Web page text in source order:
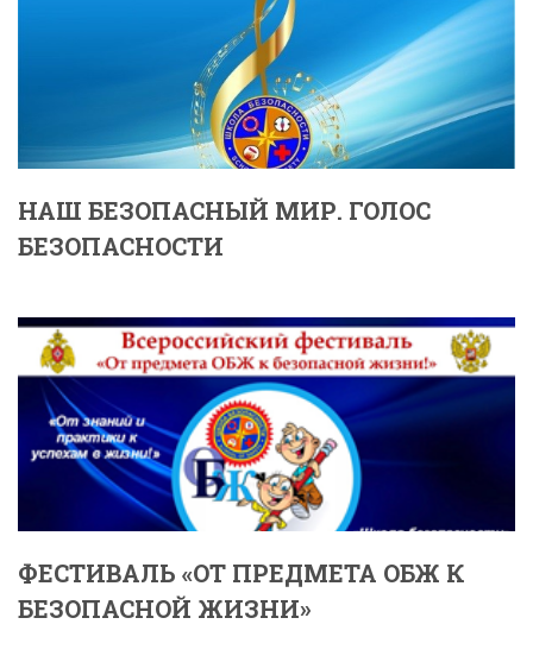
НАШ БЕЗОПАСНЫЙ МИР. ГОЛОС
БЕЗОПАСНОСТИ
ФЕСТИВАЛЬ «ОТ ПРЕДМЕТА ОБЖ К
БЕЗОПАСНОЙ ЖИЗНИ»